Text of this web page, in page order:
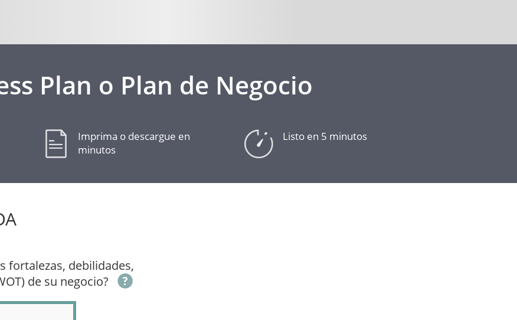
Plan o Plan de Negocio
Imprima o descargue en
minutos
Listo en 5 minutos
fortalezas, debilidades,
de su negocio?